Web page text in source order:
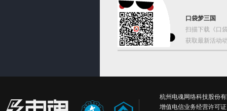
口袋梦三国
扫描下载《口
获取最新活动
杭州电魂网络科技股份有
增值电信业务经营许可